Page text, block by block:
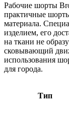
Рабочие шорты
практичные
материала.
изделием, его
на ткани не
сковывающий
использования
для города.
Тип